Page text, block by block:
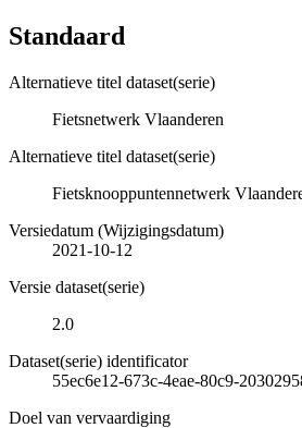
Standaard
Alternatieve titel dataset(serie)
Fietsnetwerk Vlaanderen
Alternatieve titel dataset(serie)
Fietsknooppuntennetwerk
Versiedatum (Wijzigingsdatum)
2021-10-12
Versie dataset(serie)
2.0
Dataset(serie) identificator
55ec6e12-673c-4eae-80c9-
Doel van vervaardiging